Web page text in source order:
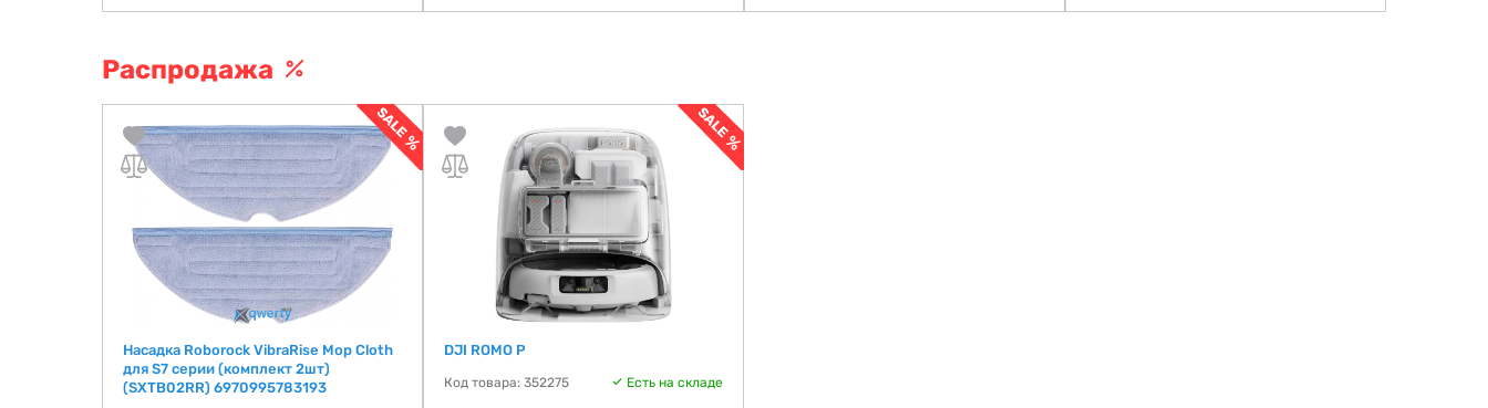
Распродажа
Насадка Roborock VibraRise Mop Cloth
для S7 серии (комплект 2шт)
(SXTB02RR) 6970995783193
DJI ROMO P
Код товара: 352275 Есть на складе